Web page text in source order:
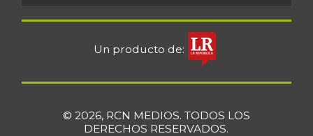
Un producto de:
© 2026, RCN MEDIOS. TODOS LOS
DERECHOS RESERVADOS.